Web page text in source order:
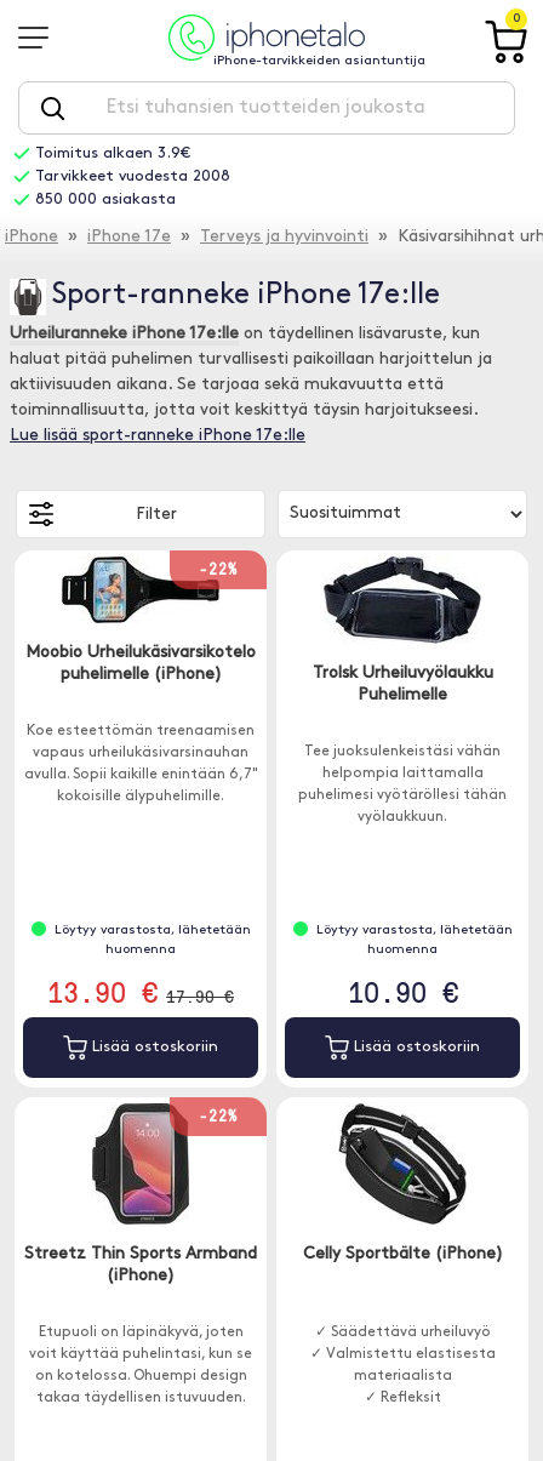
iPhone-tarvikkeiden asiantuntija
0
Toimitus alkaen 3.9€
Tarvikkeet vuodesta 2008
850 000 asiakasta
iPhone » iPhone 17e » Terveys ja hyvinvointi » Käsivarsihihnat
Sport-ranneke iPhone 17e:lle
Urheiluranneke iPhone 17e:lle on täydellinen lisävaruste, kun
haluat pitää puhelimen turvallisesti paikoillaan harjoittelun ja
aktiivisuuden aikana. Se tarjoaa sekä mukavuutta että
toiminnallisuutta, jotta voit keskittyä täysin harjoitukseesi.
Lue lisää sport-ranneke iPhone 17e:lle
Filter
-22%
Moobio Urheilukäsivarsikotelo
puhelimelle (iPhone)
Koe esteettömän treenaamisen
vapaus urheilukäsivarsinauhan
avulla. Sopii kaikille enintään 6,7"
kokoisille älypuhelimille.
Löytyy varastosta, lähetetään
huomenna
13.90 € 17.90 €
Lisää ostoskoriin
Trolsk Urheiluvyölaukku
Puhelimelle
Tee juoksulenkeistäsi vähän
helpompia laittamalla
puhelimesi vyötäröllesi tähän
vyölaukkuun.
Löytyy varastosta, lähetetään
huomenna
10.90 €
Lisää ostoskoriin
-22%
Streetz Thin Sports Armband
(iPhone)
Etupuoli on läpinäkyvä, joten
voit käyttää puhelintasi, kun se
on kotelossa. Ohuempi design
takaa täydellisen istuvuuden.
Celly Sportbälte (iPhone)
✓ Säädettävä urheiluvyö
✓ Valmistettu elastisesta
materiaalista
✓ Refleksit